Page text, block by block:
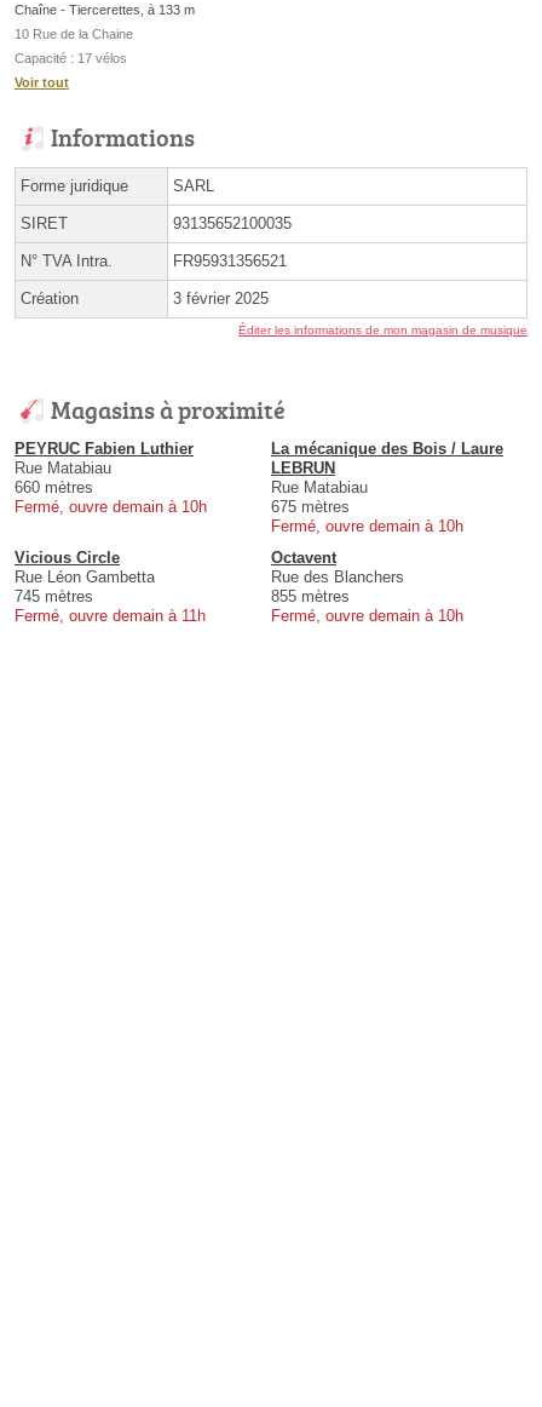
Chaîne - Tiercerettes, à 133 m
10 Rue de la Chaine
Capacité : 17 vélos
Voir tout
Informations
Forme juridique SARL
SIRET 93135652100035
N° TVA Intra. FR95931356521
Création 3 février 2025
Éditer les informations de mon magasin de musique
Magasins à proximité
PEYRUC Fabien Luthier
Rue Matabiau
660 mètres
Fermé, ouvre demain à 10h
La mécanique des Bois / Laure
LEBRUN
Rue Matabiau
675 mètres
Fermé, ouvre demain à 10h
Vicious Circle
Rue Léon Gambetta
745 mètres
Fermé, ouvre demain à 11h
Octavent
Rue des Blanchers
855 mètres
Fermé, ouvre demain à 10h